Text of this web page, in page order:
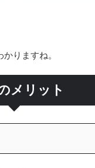
りますね。
メリット